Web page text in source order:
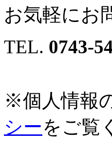
お気軽にお
TEL. 0743-
※個人情報
シーをご覧